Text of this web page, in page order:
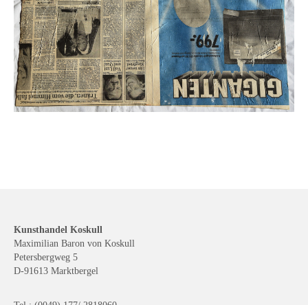
Kunsthandel Koskull
Maximilian Baron von Koskull
Petersbergweg 5
D-91613 Marktbergel